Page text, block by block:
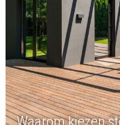
Waarom kiezen